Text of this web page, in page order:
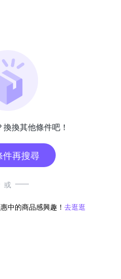
換其他條件吧！
件再搜尋
或
中的商品感興趣！ 去逛逛